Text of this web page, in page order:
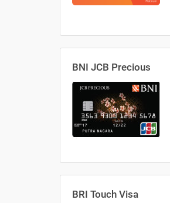
BNI JCB Precious
BRI Touch Visa